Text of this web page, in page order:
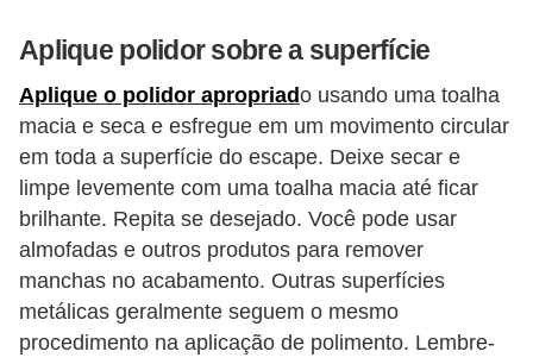
Aplique polidor sobre a superfície
Aplique o polidor apropriado usando uma toalha
macia e seca e esfregue em um movimento circular
em toda a superfície do escape. Deixe secar e
limpe levemente com uma toalha macia até ficar
brilhante. Repita se desejado. Você pode usar
almofadas e outros produtos para remover
manchas no acabamento. Outras superfícies
metálicas geralmente seguem o mesmo
procedimento na aplicação de polimento. Lembre-
M
o
t
s
e
s
c
o